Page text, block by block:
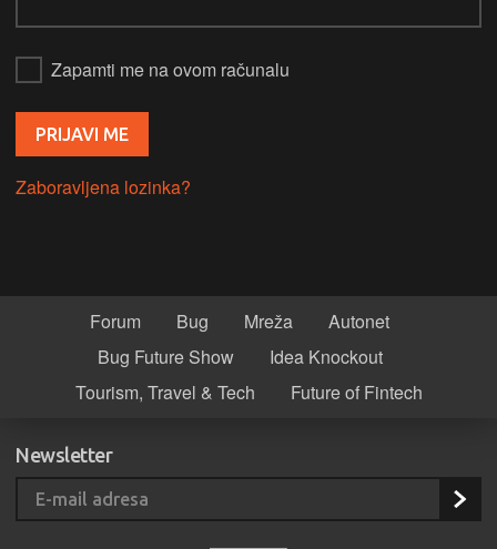
Zapamti me na ovom računalu
Zaboravljena lozinka?
Forum Bug Mreža
Autonet
Bug Future Show
Idea Knockout
Tourism, Travel & Tech
Future of Fintech
Newsletter